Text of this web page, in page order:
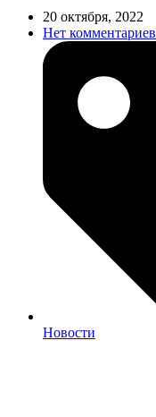
20 октября, 2022
Нет комментариев
Новости